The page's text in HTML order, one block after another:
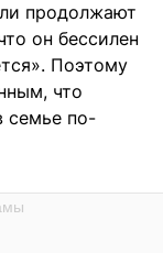
продолжают
он бессилен
Поэтому
что
семье по-